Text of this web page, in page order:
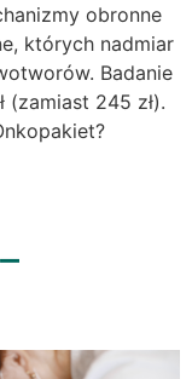
obronne
których nadmiar
Badanie
(zamiast 245 zł).